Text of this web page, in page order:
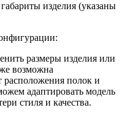
изделия (указаны
размеры изделия или
возможна
полок и
адаптировать модель
стиля и качества.